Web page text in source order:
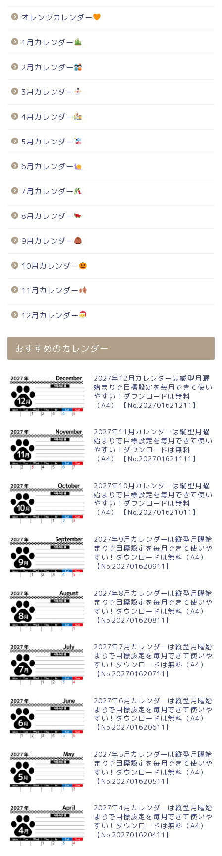
オレンジカレンダー
1月カレンダー
2月カレンダー
3月カレンダー
4月カレンダー
5月カレンダー
6月カレンダー
7月カレンダー
8月カレンダー
9月カレンダー
10月カレンダー
11月カレンダー
12月カレンダー
おすすめのカレンダー
2027年12月カレンダーは縦型月曜
始まりで目標設定を毎月できて使い
やすい！ダウンロードは無料
（A4） 【No.202701621211】
2027年11月カレンダーは縦型月曜
始まりで目標設定を毎月できて使い
やすい！ダウンロードは無料
（A4） 【No.202701621111】
2027年10月カレンダーは縦型月曜
始まりで目標設定を毎月できて使い
やすい！ダウンロードは無料
（A4） 【No.202701621011】
2027年9月カレンダーは縦型月曜始
まりで目標設定を毎月できて使いや
すい！ダウンロードは無料（A4）
【No.202701620911】
2027年8月カレンダーは縦型月曜始
まりで目標設定を毎月できて使いや
すい！ダウンロードは無料（A4）
【No.202701620811】
2027年7月カレンダーは縦型月曜始
まりで目標設定を毎月できて使いや
すい！ダウンロードは無料（A4）
【No.202701620711】
2027年6月カレンダーは縦型月曜始
まりで目標設定を毎月できて使いや
すい！ダウンロードは無料（A4）
【No.202701620611】
2027年5月カレンダーは縦型月曜始
まりで目標設定を毎月できて使いや
すい！ダウンロードは無料（A4）
【No.202701620511】
2027年4月カレンダーは縦型月曜始
まりで目標設定を毎月できて使いや
すい！ダウンロードは無料（A4）
【No.202701620411】